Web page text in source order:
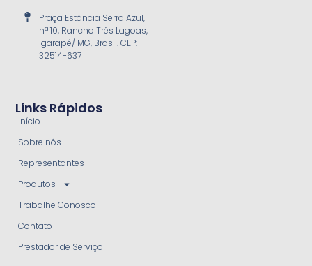
Links Rápidos
Início
Sobre nós
Representantes
Produtos
Trabalhe Conosco
Contato
Prestador de Serviço
Praça Estância Serra Azul,
nª 10, Rancho Três Lagoas,
Igarapé/ MG, Brasil. CEP:
32514-637